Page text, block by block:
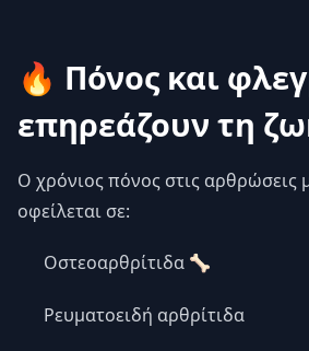
🔥 Πόνος και
επηρεάζουν τη
Ο χρόνιος πόνος στις αρθρώσεις
οφείλεται σε:
Οστεοαρθρίτιδα 🦴
Ρευματοειδή αρθρίτιδα